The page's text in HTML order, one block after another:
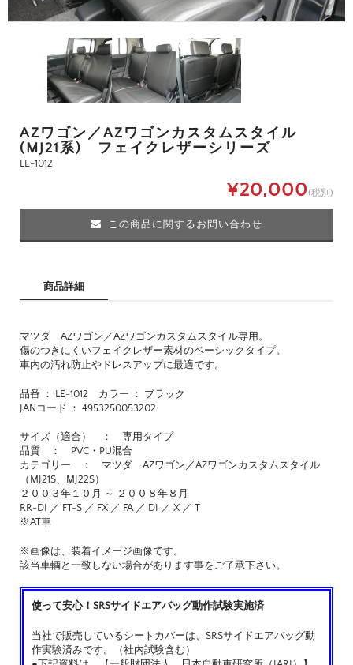
AZワゴン／AZワゴンカスタムスタイル
(MJ21系) フェイクレザーシリーズ
LE-1012
¥20,000(税別)
この商品に関するお問い合わせ
商品詳細
マツダ AZワゴン／AZワゴンカスタムスタイル専用。
傷のつきにくいフェイクレザー素材のベーシックタイプ。
車内の汚れ防止やドレスアップに最適です。
品番 ： LE-1012 カラー ： ブラック
JANコード ： 4953250053202
サイズ（適合） ： 専用タイプ
品質 ： PVC・PU混合
カテゴリー ： マツダ AZワゴン／AZワゴンカスタムスタイル
（MJ21S、MJ22S）
２００３年１０月 ～ ２００８年８月
RR-DI ／ FT-S ／ FX ／ FA ／ DI ／ X ／ T
※AT車
※画像は、装着イメージ画像です。
該当車輌と一致しない場合があります事をご了承下さい。
使って安心！SRSサイドエアバッグ動作試験実施済
当社で販売しているシートカバーは、SRSサイドエアバッグ動
作実験済みです。（社内試験含む）